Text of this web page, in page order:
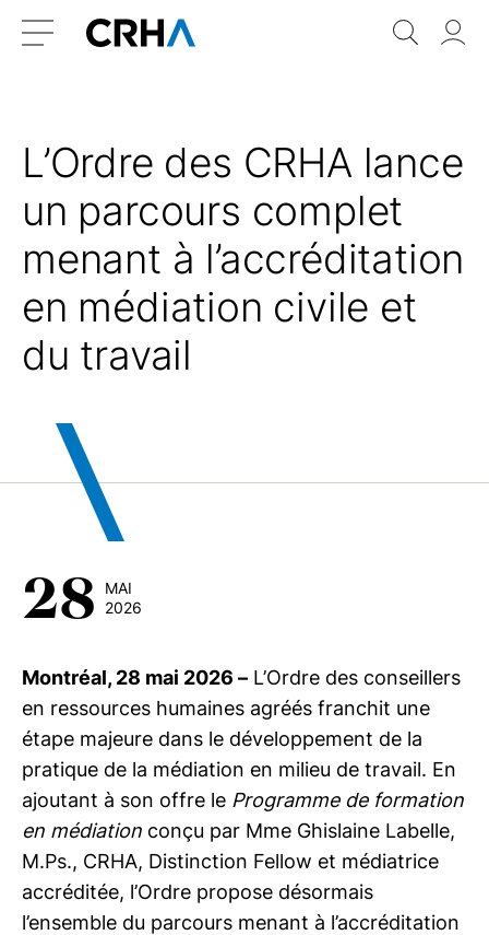
Retour
L’Ordre des CRHA lance
un parcours complet
menant à l’accréditation
en médiation civile et
du travail
28
MAI
2026
Montréal, 28 mai 2026 – L’Ordre des conseillers
en ressources humaines agréés franchit une
étape majeure dans le développement de la
pratique de la médiation en milieu de travail. En
ajoutant à son offre le Programme de formation
en médiation conçu par Mme Ghislaine Labelle,
M.Ps., CRHA, Distinction Fellow et médiatrice
accréditée, l’Ordre propose désormais
l’ensemble du parcours menant à l’accréditation